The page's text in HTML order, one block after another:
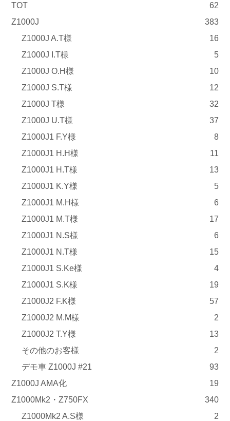
TOT
62
Z1000J
383
Z1000J A.T様
16
Z1000J I.T様
5
Z1000J O.H様
10
Z1000J S.T様
12
Z1000J T様
32
Z1000J U.T様
37
Z1000J1 F.Y様
8
Z1000J1 H.H様
11
Z1000J1 H.T様
13
Z1000J1 K.Y様
5
Z1000J1 M.H様
6
Z1000J1 M.T様
17
Z1000J1 N.S様
6
Z1000J1 N.T様
15
Z1000J1 S.Ke様
4
Z1000J1 S.K様
19
Z1000J2 F.K様
57
Z1000J2 M.M様
2
Z1000J2 T.Y様
13
その他のお客様
2
デモ車 Z1000J #21
93
Z1000J AMA化
19
Z1000Mk2・Z750FX
340
Z1000Mk2 A.S様
2